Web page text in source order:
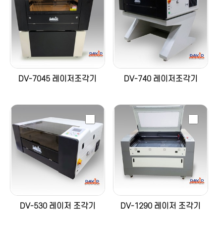
DV-7045 레이저조각기 DV-740 레이저조각기
DV-530 레이저 조각기 DV-1290 레이저 조각기